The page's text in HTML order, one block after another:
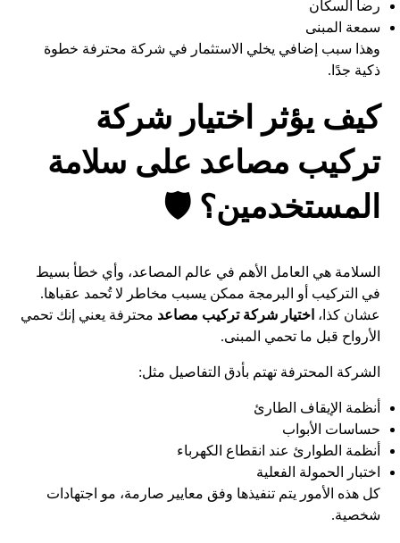
رضا السكان
سمعة المبنى
وهذا سبب إضافي يخلي الاستثمار في شركة محترفة خطوة
ذكية جدًا.
كيف يؤثر اختيار شركة
تركيب مصاعد على سلامة
المستخدمين؟ 🛡️
السلامة هي العامل الأهم في عالم المصاعد، وأي خطأ بسيط
في التركيب أو البرمجة ممكن يسبب مخاطر لا تُحمد عقباها.
عشان كذا، اختيار شركة تركيب مصاعد محترفة يعني إنك تحمي
الأرواح قبل ما تحمي المبنى.
الشركة المحترفة تهتم بأدق التفاصيل مثل:
أنظمة الإيقاف الطارئ
حساسات الأبواب
أنظمة الطوارئ عند انقطاع الكهرباء
اختبار الحمولة الفعلية
كل هذه الأمور يتم تنفيذها وفق معايير صارمة، مو اجتهادات
شخصية.